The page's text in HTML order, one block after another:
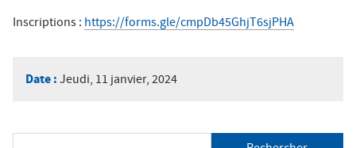
Inscriptions : https://forms.gle/cmpDb45GhjT6sjPHA
Date : Jeudi, 11 janvier, 2024